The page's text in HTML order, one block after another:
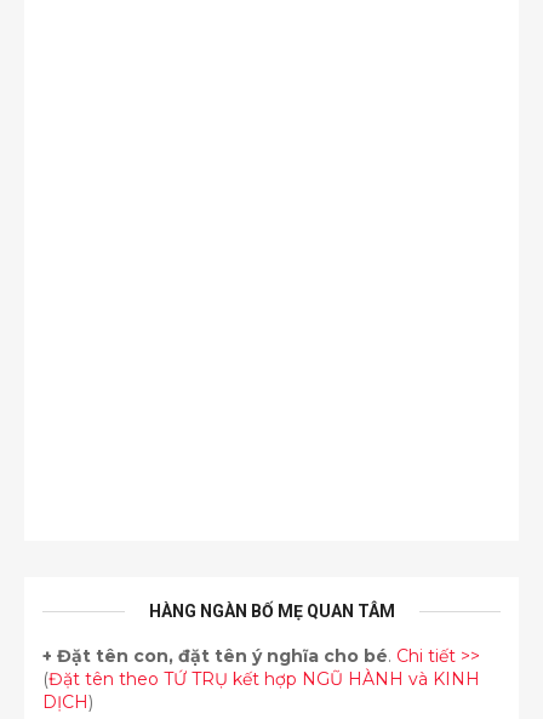
HÀNG NGÀN BỐ MẸ QUAN TÂM
+ Đặt tên con, đặt tên ý nghĩa cho bé. Chi tiết >>
(Đặt tên theo TỨ TRỤ kết hợp NGŨ HÀNH và KINH
DỊCH)